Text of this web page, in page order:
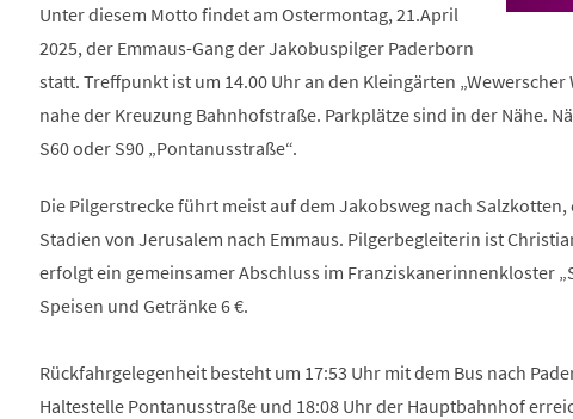
Unter diesem Motto findet am Ostermontag, 21.April
2025, der Emmaus-Gang der Jakobuspilger Paderborn
statt. Treffpunkt ist um 14.00 Uhr an den Kleingärten „Wewerscher
nahe der Kreuzung Bahnhofstraße. Parkplätze sind in der Nähe.
S60 oder S90 „Pontanusstraße“.
Die Pilgerstrecke führt meist auf dem Jakobsweg nach Salzkotten,
Stadien von Jerusalem nach Emmaus. Pilgerbegleiterin ist
erfolgt ein gemeinsamer Abschluss im Franziskanerinnenkloster
Speisen und Getränke 6 €.
Rückfahrgelegenheit besteht um 17:53 Uhr mit dem Bus nach
Haltestelle Pontanusstraße und 18:08 Uhr der Hauptbahnhof